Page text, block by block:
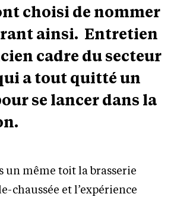
choisi de nommer
ainsi. Entretien
cadre du secteur
a tout quitté un
se lancer dans la
un même toit la brasserie
chaussée et l’expérience